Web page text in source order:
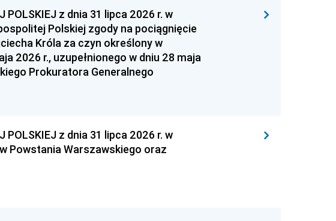
POLSKIEJ z dnia 31 lipca 2026 r. w
Polskiej zgody na pociągnięcie
Króla za czyn określony w
2026 r., uzupełnionego w dniu 28 maja
Prokuratora Generalnego
POLSKIEJ z dnia 31 lipca 2026 r. w
Powstania Warszawskiego oraz